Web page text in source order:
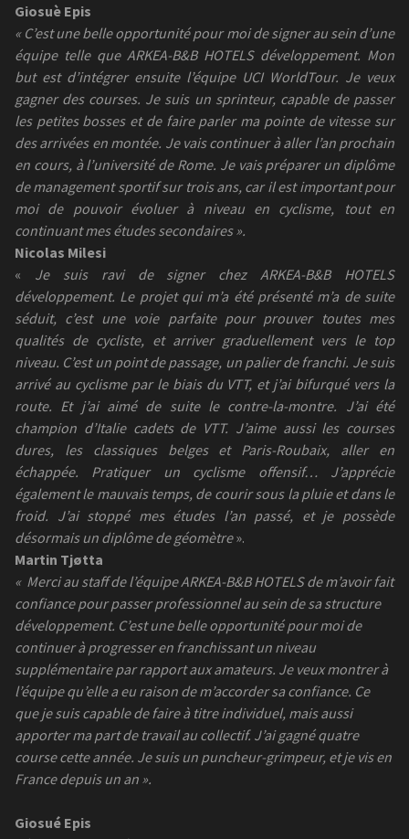
Giosuè Epis
« C’est une belle opportunité pour moi de signer au sein d’une
équipe telle que ARKEA-B&B HOTELS développement. Mon
but est d’intégrer ensuite l’équipe UCI WorldTour. Je veux
gagner des courses. Je suis un sprinteur, capable de passer
les petites bosses et de faire parler ma pointe de vitesse sur
des arrivées en montée. Je vais continuer à aller l’an prochain
en cours, à l’université de Rome. Je vais préparer un diplôme
de management sportif sur trois ans, car il est important pour
moi de pouvoir évoluer à niveau en cyclisme, tout en
continuant mes études secondaires ».
Nicolas Milesi
« Je suis ravi de signer chez ARKEA-B&B HOTELS
développement. Le projet qui m’a été présenté m’a de suite
séduit, c’est une voie parfaite pour prouver toutes mes
qualités de cycliste, et arriver graduellement vers le top
niveau. C’est un point de passage, un palier de franchi. Je suis
arrivé au cyclisme par le biais du VTT, et j’ai bifurqué vers la
route. Et j’ai aimé de suite le contre-la-montre. J’ai été
champion d’Italie cadets de VTT. J’aime aussi les courses
dures, les classiques belges et Paris-Roubaix, aller en
échappée. Pratiquer un cyclisme offensif… J’apprécie
également le mauvais temps, de courir sous la pluie et dans le
froid. J’ai stoppé mes études l’an passé, et je possède
désormais un diplôme de géomètre».
Martin Tjøtta
« Merci au staff de l’équipe ARKEA-B&B HOTELS de m’avoir fait
confiance pour passer professionnel au sein de sa structure
développement. C’est une belle opportunité pour moi de
continuer à progresser en franchissant un niveau
supplémentaire par rapport aux amateurs. Je veux montrer à
l’équipe qu’elle a eu raison de m’accorder sa confiance. Ce
que je suis capable de faire à titre individuel, mais aussi
apporter ma part de travail au collectif. J’ai gagné quatre
course cette année. Je suis un puncheur-grimpeur, et je vis en
France depuis un an ».
Giosué Epis